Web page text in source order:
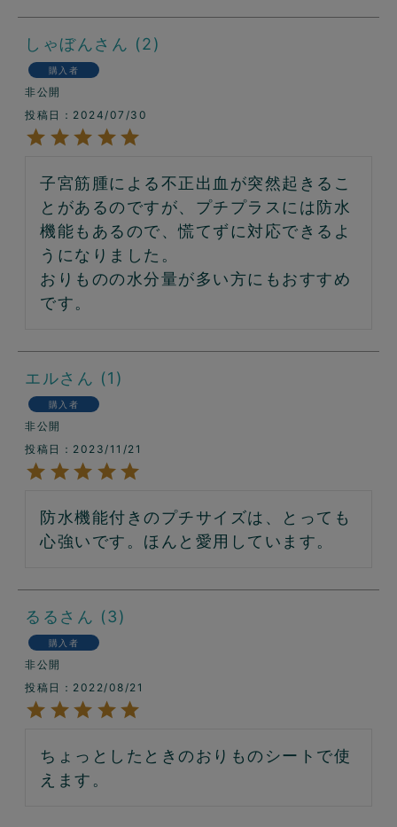
しゃぼん 2
購入者
非公開
投稿日
2024/07/30
子宮筋腫による不正出血が突然起きるこ
とがあるのですが、プチプラスには防水
機能もあるので、慌てずに対応できるよ
うになりました。
おりものの水分量が多い方にもおすすめ
エル 1
購入者
非公開
投稿日
2023/11/21
防水機能付きのプチサイズは、とっても
心強いです。ほんと愛用しています。
るる 3
購入者
非公開
投稿日
2022/08/21
ちょっとしたときのおりものシートで使
えます。